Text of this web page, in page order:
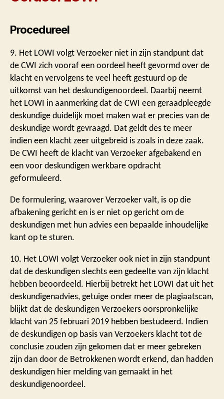
Procedureel
9. Het LOWI volgt Verzoeker niet in zijn standpunt dat
de CWI zich vooraf een oordeel heeft gevormd over de
klacht en vervolgens te veel heeft gestuurd op de
uitkomst van het deskundigenoordeel. Daarbij neemt
het LOWI in aanmerking dat de CWI een geraadpleegde
deskundige duidelijk moet maken wat er precies van de
deskundige wordt gevraagd. Dat geldt des te meer
indien een klacht zeer uitgebreid is zoals in deze zaak.
De CWI heeft de klacht van Verzoeker afgebakend en
een voor deskundigen werkbare opdracht
geformuleerd.
De formulering, waarover Verzoeker valt, is op die
afbakening gericht en is er niet op gericht om de
deskundigen met hun advies een bepaalde inhoudelijke
kant op te sturen.
10. Het LOWI volgt Verzoeker ook niet in zijn standpunt
dat de deskundigen slechts een gedeelte van zijn klacht
hebben beoordeeld. Hierbij betrekt het LOWI dat uit het
deskundigenadvies, getuige onder meer de plagiaatscan,
blijkt dat de deskundigen Verzoekers oorspronkelijke
klacht van 25 februari 2019 hebben bestudeerd. Indien
de deskundigen op basis van Verzoekers klacht tot de
conclusie zouden zijn gekomen dat er meer gebreken
zijn dan door de Betrokkenen wordt erkend, dan hadden
deskundigen hier melding van gemaakt in het
deskundigenoordeel.